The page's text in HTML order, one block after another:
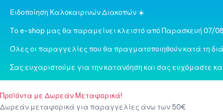
Ειδοποίηση Καλοκαιρινών Διακοπών ☀️
Το e-shop μας θα παραμείνει κλειστό από Παρασκευή 07/
Όλες οι παραγγελίες που θα πραγματοποιηθούν κατά τη
Σας ευχαριστούμε για την κατανόηση και σας ευχόμαστε
Προϊόντα με Δωρεάν Μεταφορικά!
Δωρεάν μεταφορικά για παραγγελίες άνω των 50€